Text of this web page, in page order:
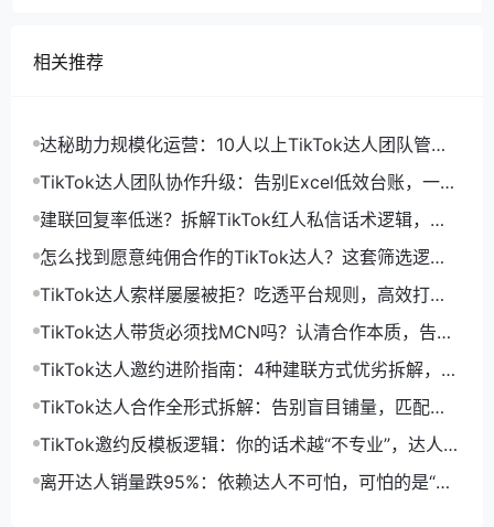
相关推荐
达秘助力规模化运营：10人以上TikTok达人团队管理
工具选型指南
TikTok达人团队协作升级：告别Excel低效台账，一套
工具搞定全链路管理
建联回复率低迷？拆解TikTok红人私信话术逻辑，告
别无效群发通病
怎么找到愿意纯佣合作的TikTok达人？这套筛选逻辑
帮你少走半年弯路
TikTok达人索样屡屡被拒？吃透平台规则，高效打通
样品合作链路
TikTok达人带货必须找MCN吗？认清合作本质，告别
资源外包依赖
TikTok达人邀约进阶指南：4种建联方式优劣拆解，高
效打通带货增量
TikTok达人合作全形式拆解：告别盲目铺量，匹配场
景才是提效关键
TikTok邀约反模板逻辑：你的话术越“不专业”，达人回
复率越高0
离开达人销量跌95%：依赖达人不可怕，可怕的是“只